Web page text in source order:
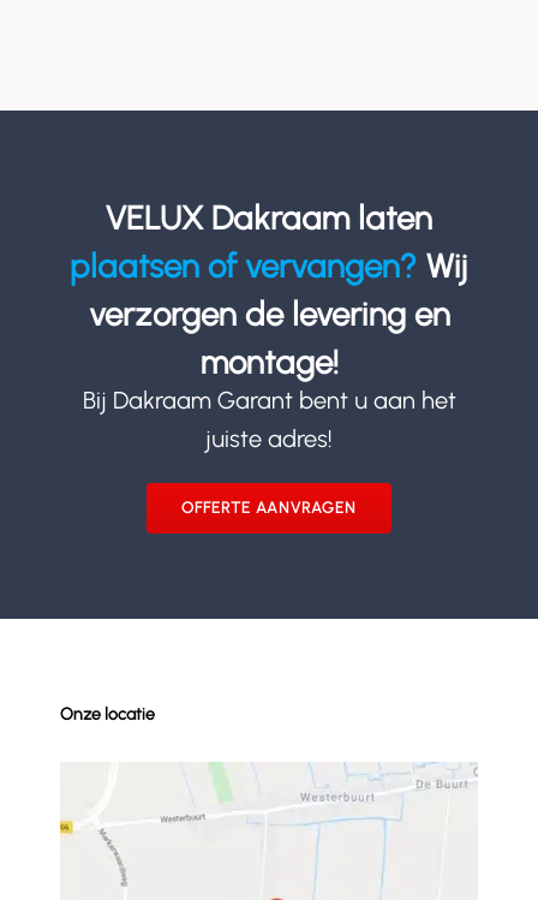
VELUX Dakraam laten
plaatsen of vervangen? Wij
verzorgen de levering en
montage!
Bij Dakraam Garant bent u aan het
juiste adres!
OFFERTE AANVRAGEN
Onze locatie